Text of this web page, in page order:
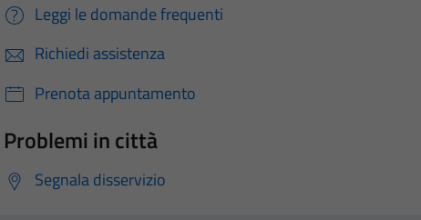
Leggi le domande frequenti
Richiedi assistenza
Prenota appuntamento
Problemi in città
Segnala disservizio